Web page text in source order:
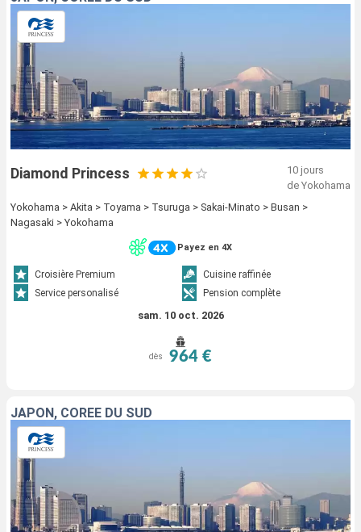
Diamond Princess
10 jours
de Yokohama
Yokohama > Akita > Toyama > Tsuruga > Sakai-Minato > Busan >
Nagasaki > Yokohama
Payez en 4X
Croisière Premium
Cuisine raffinée
Service personalisé
Pension complète
sam. 10 oct. 2026
dès 964 €
JAPON, CORÉE DU SUD